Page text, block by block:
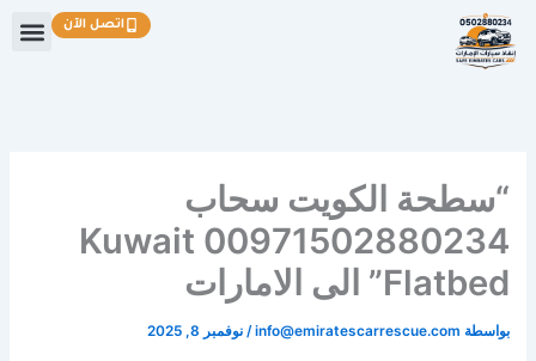
تخطي
إلى
المحتوى
اتصل الآن
“سطحة الكويت سحاب
00971502880234 Kuwait
Flatbed” الى الامارات
بواسطة info@emiratescarrescue.com
/نوفمبر 8, 2025